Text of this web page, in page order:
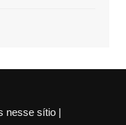
nesse sítio |